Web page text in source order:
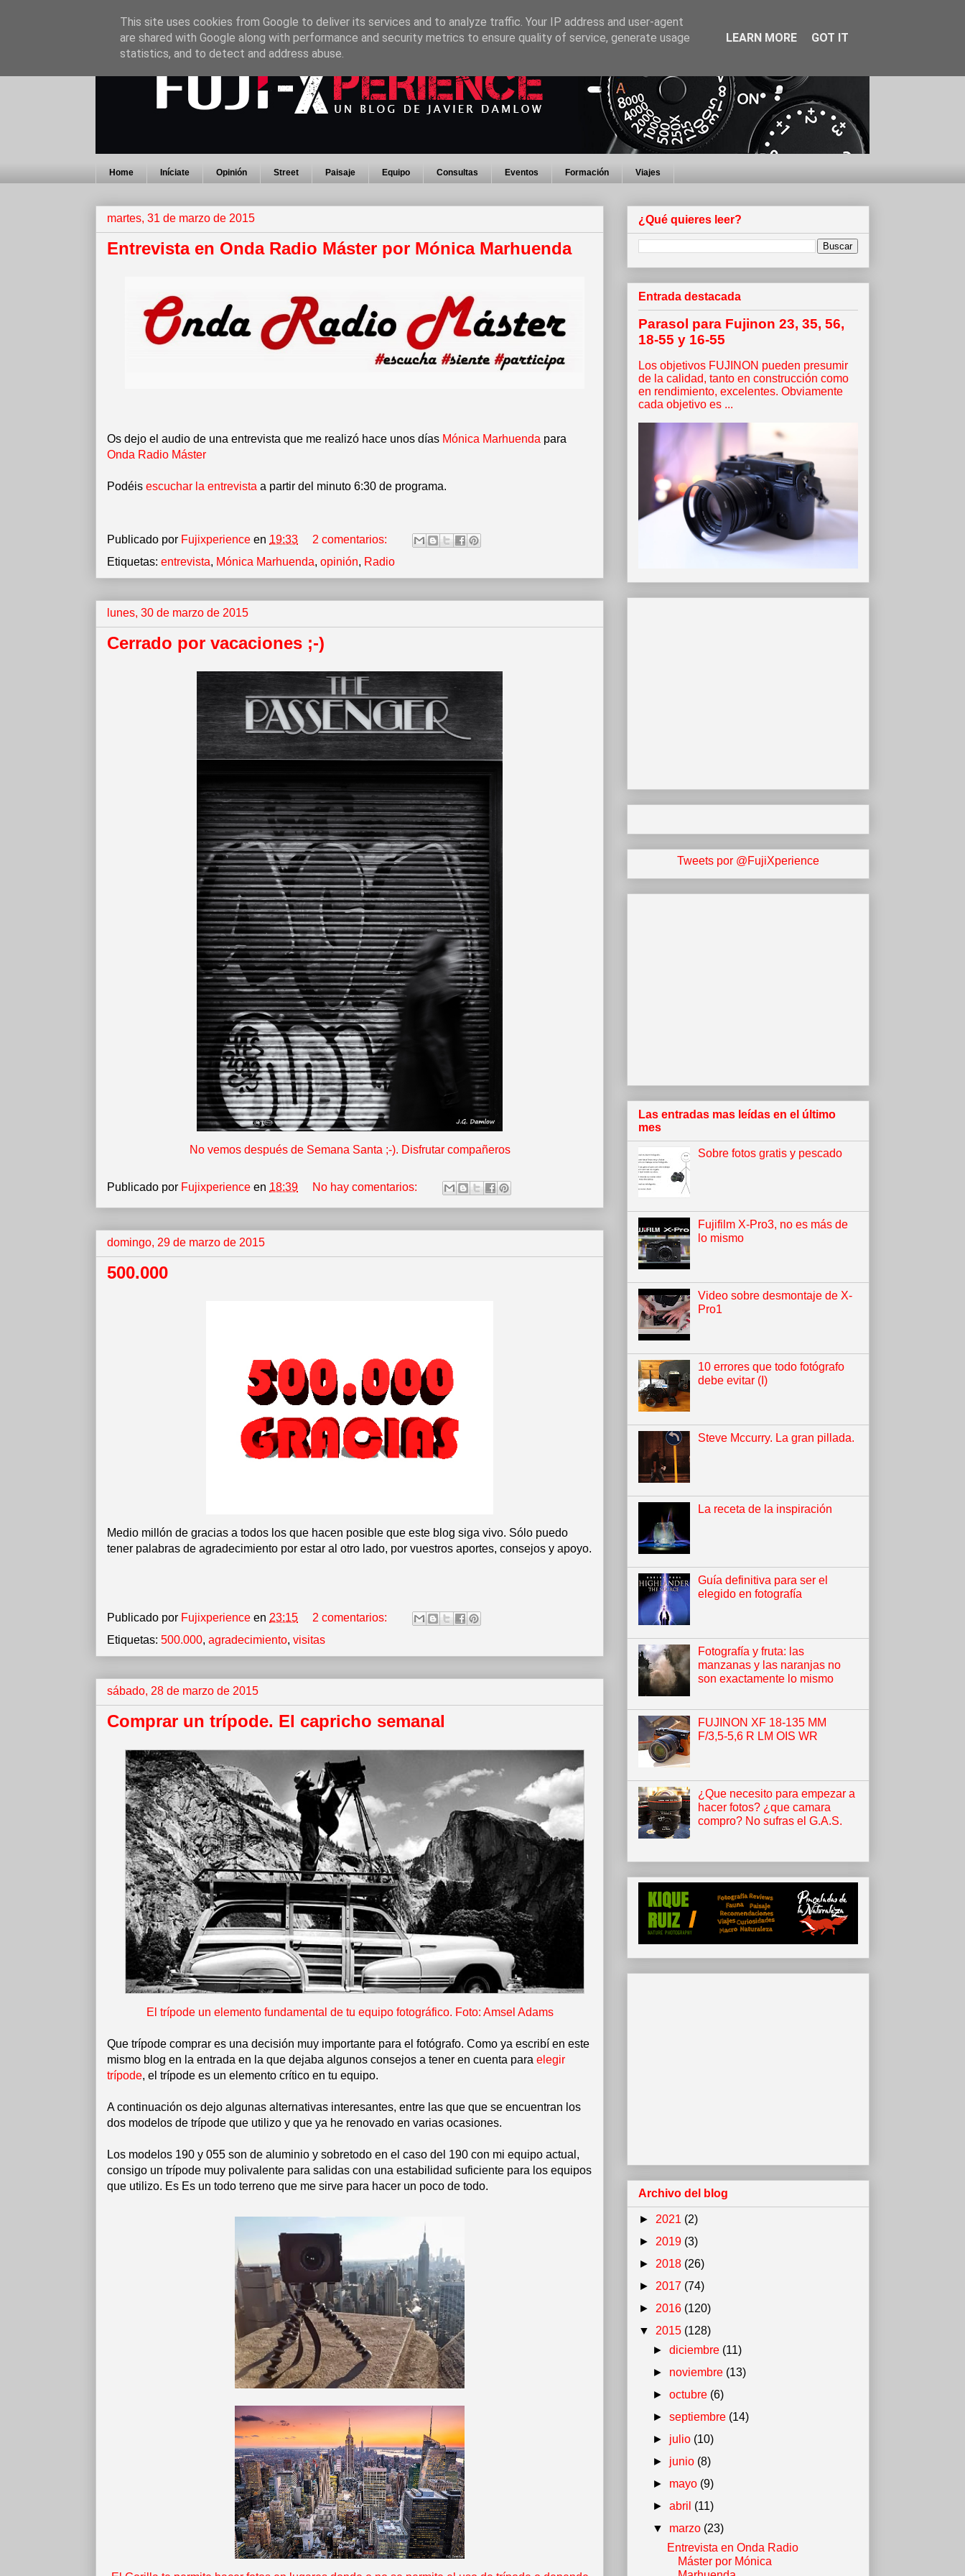
Home Iníciate Opinión Street Paisaje Equipo Consultas Eventos Formación Viajes
martes, 31 de marzo de 2015
Entrevista en Onda Radio Máster por Mónica Marhuenda
Os dejo el audio de una entrevista que me realizó hace unos días Mónica Marhuenda para
Onda Radio Máster
Podéis escuchar la entrevista a partir del minuto 6:30 de programa.
Publicado por Fujixperience en 19:33
2 comentarios:
Etiquetas: entrevista, Mónica Marhuenda, opinión, Radio
lunes, 30 de marzo de 2015
Cerrado por vacaciones ;-)
No vemos después de Semana Santa ;-). Disfrutar compañeros
Publicado por Fujixperience en 18:39 No hay comentarios:
domingo, 29 de marzo de 2015
500.000
Medio millón de gracias a todos los que hacen posible que este blog siga vivo. Sólo puedo
tener palabras de agradecimiento por estar al otro lado, por vuestros aportes, consejos y apoyo.
Publicado por Fujixperience en 23:15
2 comentarios:
Etiquetas: 500.000, agradecimiento, visitas
sábado, 28 de marzo de 2015
Comprar un trípode. El capricho semanal
El trípode un elemento fundamental de tu equipo fotográfico. Foto: Amsel Adams
Que trípode comprar es una decisión muy importante para el fotógrafo. Como ya escribí en este
mismo blog en la entrada en la que dejaba algunos consejos a tener en cuenta para elegir
trípode, el trípode es un elemento crítico en tu equipo.
A continuación os dejo algunas alternativas interesantes, entre las que que se encuentran los
dos modelos de trípode que utilizo y que ya he renovado en varias ocasiones.
Los modelos 190 y 055 son de aluminio y sobretodo en el caso del 190 con mi equipo actual,
consigo un trípode muy polivalente para salidas con una estabilidad suficiente para los equipos
que utilizo. Es Es un todo terreno que me sirve para hacer un poco de todo.
¿Qué quieres leer?
Entrada destacada
Parasol para Fujinon 23, 35, 56,
18-55 y 16-55
Los objetivos FUJINON pueden presumir
de la calidad, tanto en construcción como
en rendimiento, excelentes. Obviamente
cada objetivo es ...
Tweets por @FujiXperience
Las entradas mas leídas en el último
mes
Sobre fotos gratis y pescado
Fujifilm X-Pro3, no es más de
lo mismo
Video sobre desmontaje de X-
Pro1
10 errores que todo fotógrafo
debe evitar (I)
Steve Mccurry. La gran pillada.
La receta de la inspiración
Guía definitiva para ser el
elegido en fotografía
Fotografía y fruta: las
manzanas y las naranjas no
son exactamente lo mismo
FUJINON XF 18-135 MM
F/3,5-5,6 R LM OIS WR
¿Que necesito para empezar a
hacer fotos? ¿que camara
compro? No sufras el G.A.S.
Archivo del blog
► 2021 (2)
► 2019 (3)
► 2018 (26)
► 2017 (74)
► 2016 (120)
▼ 2015 (128)
►diciembre (11)
► noviembre (13)
►octubre (6)
►septiembre (14)
► julio (10)
► junio (8)
► mayo (9)
►abril (11)
▼ marzo (23)
Entrevista en Onda Radio
Máster por Mónica
This site uses cookies from Google to deliver its services and to analyze traffic. Your IP address and user-agent
are shared with Google along with performance and security metrics to ensure quality of service, generate usage
statistics, and to detect and address abuse.
LEARN MORE GOT IT